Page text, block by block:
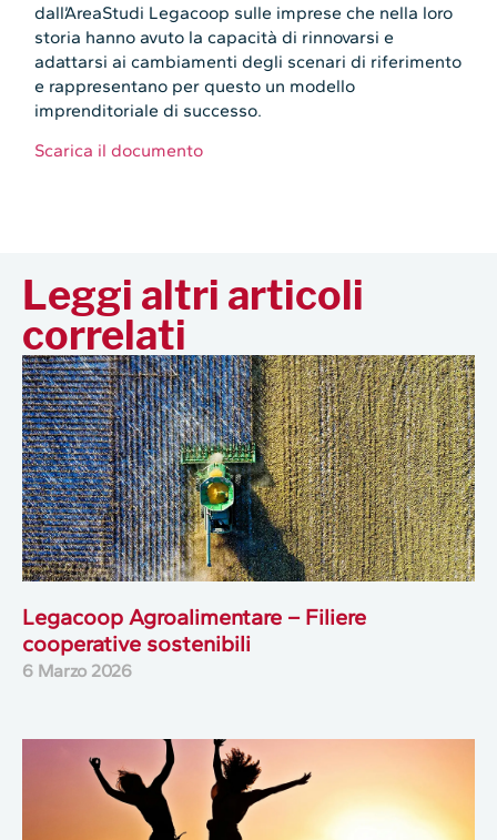
dall’AreaStudi Legacoop sulle imprese che nella loro
storia hanno avuto la capacità di rinnovarsi e
adattarsi ai cambiamenti degli scenari di riferimento
e rappresentano per questo un modello
imprenditoriale di successo.
Scarica il documento
Leggi altri articoli
correlati
Legacoop Agroalimentare – Filiere
cooperative sostenibili
6 Marzo 2026